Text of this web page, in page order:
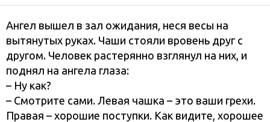
Ангел вышел в зал ожидания, неся весы на
вытянутых руках. Чаши стояли вровень друг с
другом. Человек растерянно взглянул на них, и
поднял на ангела глаза:
– Ну как?
– Смотрите сами. Левая чашка – это ваши грехи.
Правая – хорошие поступки. Как видите, хорошее